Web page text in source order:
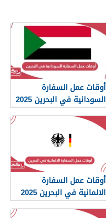
أوقات عمل السفارة
السودانية في البحرين 2025
أوقات عمل السفارة
الالمانية في البحرين 2025